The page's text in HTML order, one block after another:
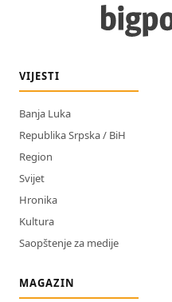
VIJESTI
Banja Luka
Republika Srpska / BiH
Region
Svijet
Hronika
Kultura
Saopštenje za medije
MAGAZIN